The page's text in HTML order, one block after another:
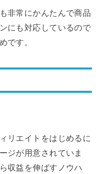
非常にかんたんで商品
にも対応しているので
です。
リエイトをはじめるに
ジが用意されていま
収益を伸ばすノウハ